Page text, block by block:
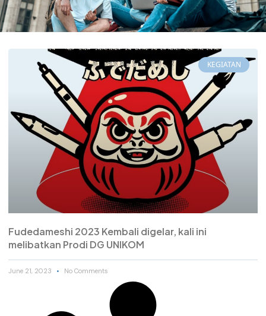
KEGIATAN
Fudedameshi 2023 Kembali digelar, kali ini
melibatkan Prodi DG UNIKOM
June 21, 2023 No Comments